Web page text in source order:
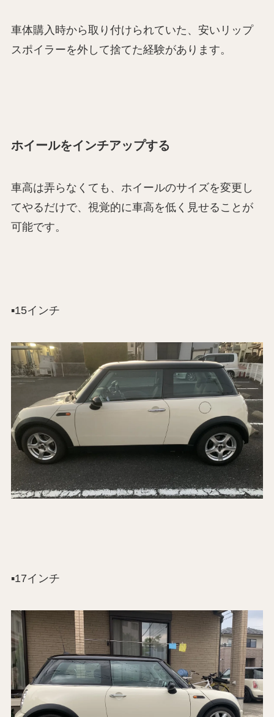
車体購入時から取り付けられていた、安いリップ
スポイラーを外して捨てた経験があります。
ホイールをインチアップする
車高は弄らなくても、ホイールのサイズを変更し
てやるだけで、視覚的に車高を低く見せることが
可能です。
▪️15インチ
▪️17インチ